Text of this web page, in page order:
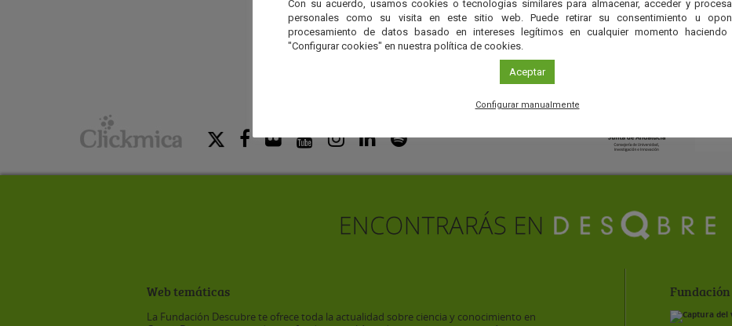
En este enlace
Web temáticas
La Fundación Descubre te ofrece toda la actualidad sobre ciencia y conocimiento en
Fundación
Con su acuerdo, usamos cookies o tecnologías similares para almacenar, acceder y
personales como su visita en este sitio web. Puede retirar su consentimiento u
procesamiento de datos basado en intereses legítimos en cualquier momento
"Configurar cookies" en nuestra política de cookies.
Aceptar
Configurar manualmente